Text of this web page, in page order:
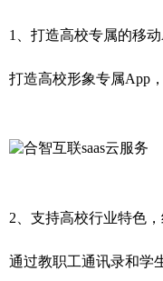
1、打造高校专属的移动
打造高校形象专属App
2、支持高校行业特色
通过教职工通讯录和学